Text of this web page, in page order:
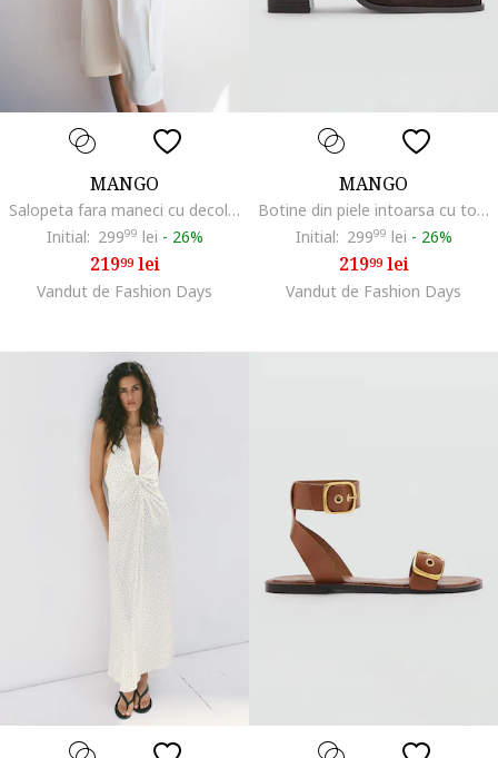
MANGO
Salopeta fara maneci cu decolteu in V si aspect 2in1, Alb fildes
Initial: 29999 lei - 26%
21999lei
Vandut de Fashion Days
MANGO
Botine din piele intoarsa cu toc masiv, Maro inchis
Initial: 29999 lei - 26%
21999lei
Vandut de Fashion Days